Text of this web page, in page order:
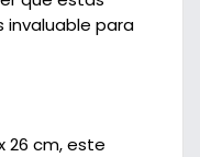
invaluable para
26 cm, este